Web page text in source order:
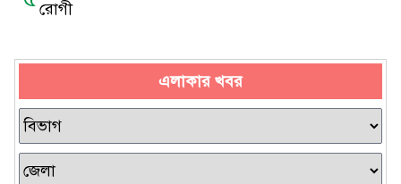
রোগী
এলাকার খবর